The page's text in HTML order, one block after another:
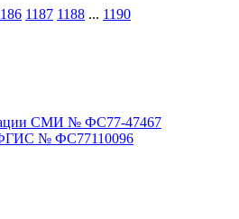
1187 1188 ... 1190
СМИ № ФС77-47467
№ ФС77110096